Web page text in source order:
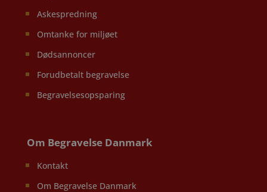
Askespredning
Omtanke for miljøet
Dødsannoncer
Forudbetalt begravelse
Begravelsesopsparing
Om Begravelse Danmark
Kontakt
Om Begravelse Danmark